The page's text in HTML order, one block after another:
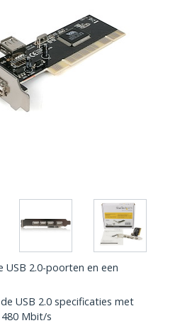
USB 2.0-poorten en een
USB 2.0 specificaties met
Mbit/s